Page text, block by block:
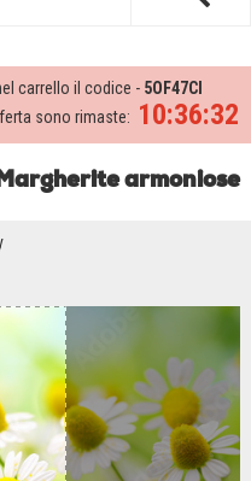
carrello il codice - 5OF47CI
10:36:31
sono rimaste:
armoniose